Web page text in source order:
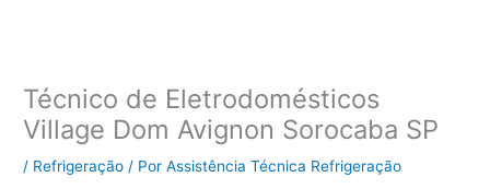
Técnico de Eletrodomésticos
Village Dom Avignon Sorocaba SP
/ Refrigeração / PorAssistência Técnica Refrigeração